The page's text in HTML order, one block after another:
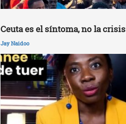
Ceuta es el síntoma, no la crisis
Jay Naidoo